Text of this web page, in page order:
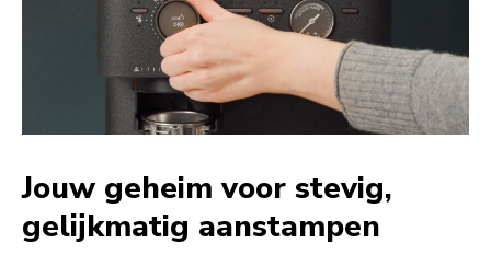
Jouw geheim voor stevig,
gelijkmatig aanstampen